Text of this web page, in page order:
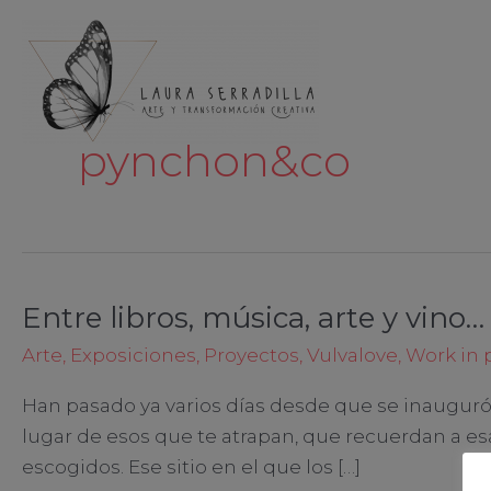
contenido
pynchon&co
Entre libros, música, arte y vino…
Arte Exposiciones Proyectos Vulvalove Work in
Han pasado ya varios días desde que se
lugar de esos que te atrapan, que recuerdan a
escogidos. Ese sitio en el que los […]
Entre
libros,
arte
y
vino…